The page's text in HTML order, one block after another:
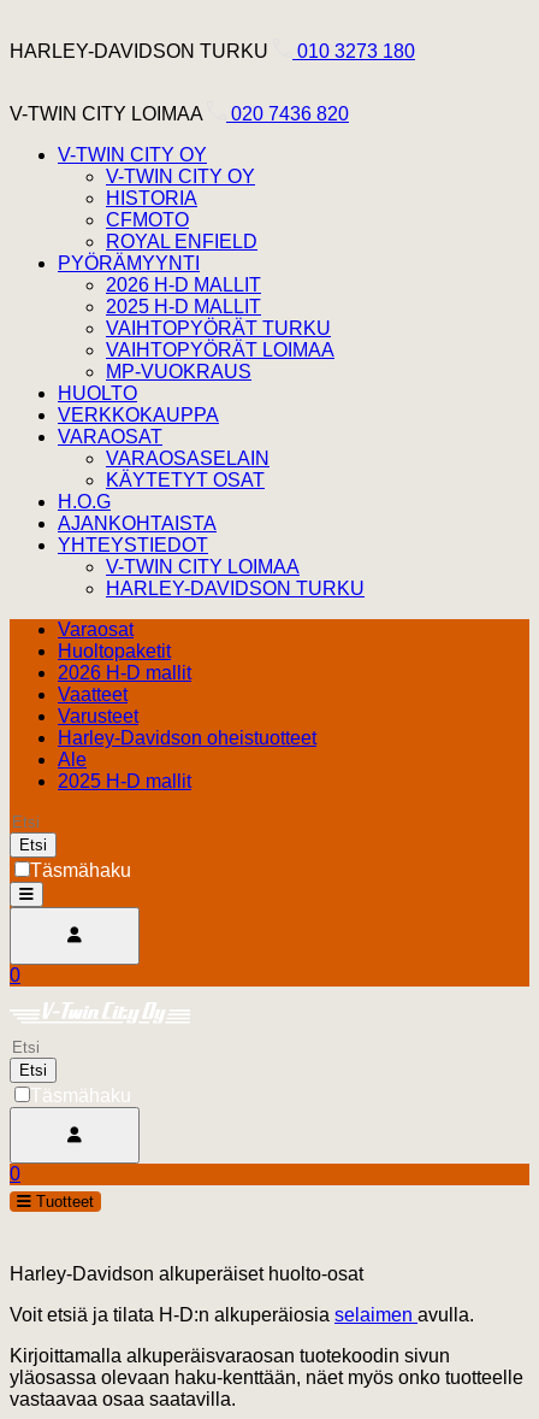
HARLEY-DAVIDSON TURKU
010 3273 180
V-TWIN CITY LOIMAA
020 7436 820
V-TWIN CITY OY
V-TWIN CITY OY
HISTORIA
CFMOTO
ROYAL ENFIELD
PYÖRÄMYYNTI
2026 H-D MALLIT
2025 H-D MALLIT
VAIHTOPYÖRÄT TURKU
VAIHTOPYÖRÄT LOIMAA
MP-VUOKRAUS
HUOLTO
VERKKOKAUPPA
VARAOSAT
VARAOSASELAIN
KÄYTETYT OSAT
H.O.G
AJANKOHTAISTA
YHTEYSTIEDOT
V-TWIN CITY LOIMAA
HARLEY-DAVIDSON TURKU
Varaosat
Huoltopaketit
2026 H-D mallit
Vaatteet
Varusteet
Harley-Davidson oheistuotteet
Ale
2025 H-D mallit
Etsi
Täsmähaku
open
Ostoskori
0.00 €
0
Harley Davidson Turku
Etsi
Täsmähaku
Ostoskori
0.00 €
0
openTuotteet
Harley-Davidson alkuperäiset huolto-osat
Voit etsiä ja tilata H-D:n alkuperäiosia selaimen avulla.
Kirjoittamalla alkuperäisvaraosan tuotekoodin sivun
yläosassa olevaan haku-kenttään, näet myös onko tuotteelle
vastaavaa osaa saatavilla.